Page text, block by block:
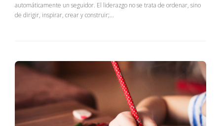
automáticamente un seguidor. El liderazgo no se trata de ordenar, sino
de dirigir, inspirar, crear y construir;...